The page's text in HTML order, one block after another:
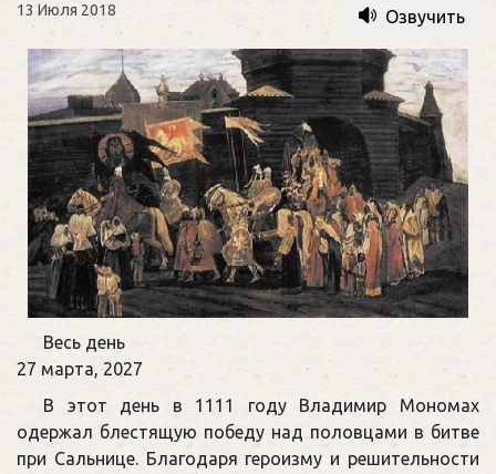
13 Июля 2018 Озвучить
Памятная
дата
военной
России
Весь день
27 марта, 2027
В этот день в 1111 году Владимир Мономах
одержал блестящую победу над половцами в битве
при Сальнице. Благодаря героизму и решительности